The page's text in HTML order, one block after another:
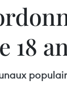
18